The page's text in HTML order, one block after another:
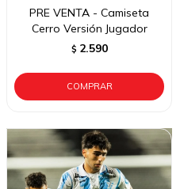
PRE VENTA - Camiseta
Cerro Versión Jugador
$ 2.590